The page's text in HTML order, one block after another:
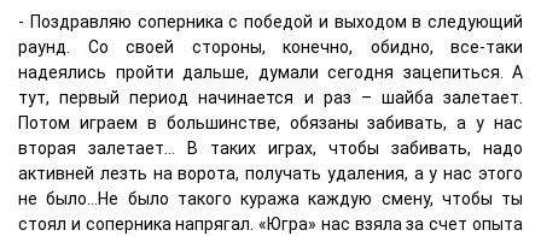
- Поздравляю соперника с победой и выходом в следующий
раунд. Со своей стороны, конечно, обидно, все-таки
надеялись пройти дальше, думали сегодня зацепиться. А
тут, первый период начинается и раз – шайба залетает.
Потом играем в большинстве, обязаны забивать, а у нас
вторая залетает… В таких играх, чтобы забивать, надо
активней лезть на ворота, получать удаления, а у нас этого
не было…Не было такого куража каждую смену, чтобы ты
стоял и соперника напрягал. «Югра» нас взяла за счет опыта